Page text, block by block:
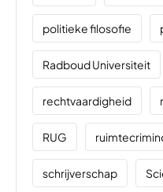
politieke filosofie
Radboud Universiteit
rechtvaardigheid
RUG
schrijverschap